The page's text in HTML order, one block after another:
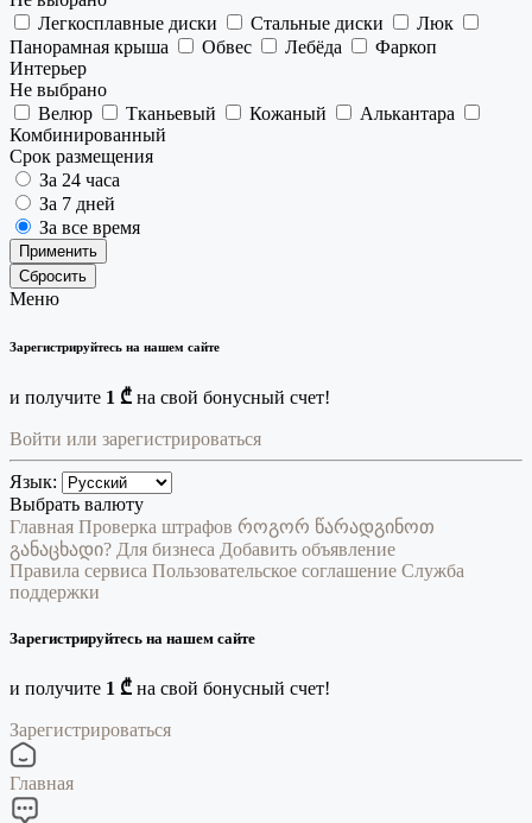
Легкосплавные диски
Стальные диски
Люк
Панорамная крыша
Обвес Лебёда
Фаркоп
Интерьер
Не выбрано
Велюр
Тканьевый Кожаный
Алькантара
Комбинированный
Срок размещения
За 24 часа
За 7 дней
За все время
Применить
Сбросить
Меню
Зарегистрируйтесь на нашем сайте
и получите 1 ₾ на свой бонусный счет!
Войти или зарегистрироваться
Язык:
Выбрать валюту
Главная Проверка штрафов როგორ წარადგინოთ
განაცხადი? Для бизнеса Добавить объявление
Правила сервиса Пользовательское соглашение Служба
поддержки
Зарегистрируйтесь на нашем сайте
и получите 1 ₾ на свой бонусный счет!
Зарегистрироваться
Главная